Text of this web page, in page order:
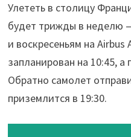
Улететь в столицу
будет трижды в неделю
и воскресеньям на
запланирован на 10:45,
Обратно самолет
приземлится в 19:30.